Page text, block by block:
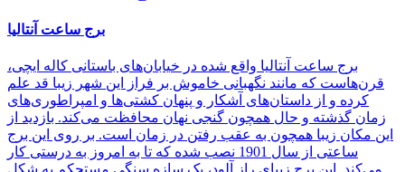
برج ساعت آنتالیا
برج ساعت آنتالیا واقع شده در خیابان‌های باستانی کاله ایچی،
قرن‌هاست که مانند نگهبانی خاموش بر فراز این شهر زیبا قد علم
کرده و از داستان‌های آشکار و پنهان کشتی‌ها و امپراطوری‌های
زمان گذشته و حال همچون گنجی نهان محافظت می‌کند. بازدید از
این مکان زیبا همچون به عقب رفتن در زمان است. بر روی این برج
ساعتی از سال 1901 نصب شده که تا به امروز به درستی کار
می‌کند. این برج زیبای راز آلود، یک سازه سنگی مستحکم به شکل